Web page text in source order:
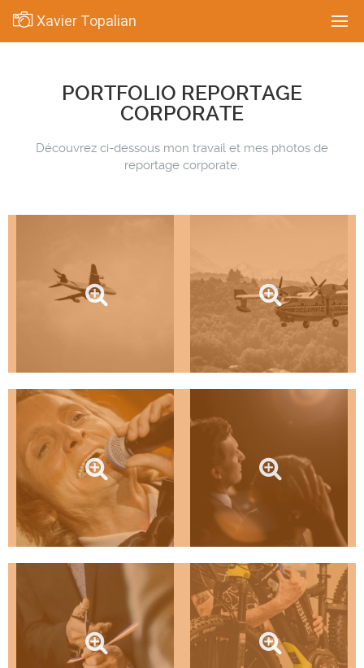
Xavier Topalian
PORTFOLIO REPORTAGE
CORPORATE
Découvrez ci-dessous mon travail et mes photos de
reportage corporate.